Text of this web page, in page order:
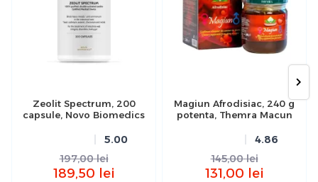
Zeolit Spectrum, 200
capsule, Novo Biomedics
5.00
197,00 lei
189,50 lei
Magiun Afrodisiac, 240 g
potenta, Themra Macun
4.86
145,00 lei
131,00 lei